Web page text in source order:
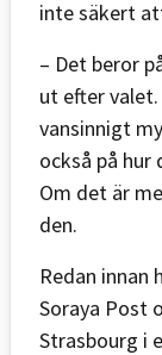
inte säkert
– Det beror
ut efter
vansinnigt
också på hur
Om det är
den.
Redan innan
Soraya Post
Strasbourg i